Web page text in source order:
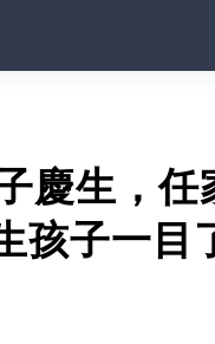
慶生，任
孩子一目